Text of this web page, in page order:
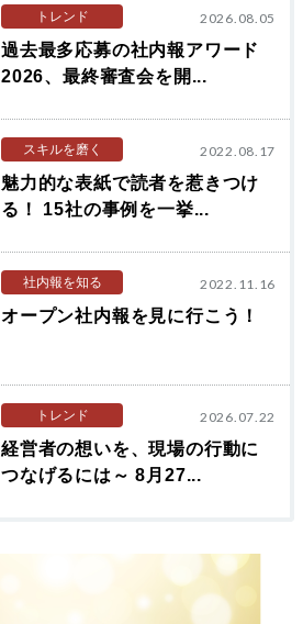
トレンド 2026.08.05
過去最多応募の社内報アワード
2026、最終審査会を開...
スキルを磨く 2022.08.17
魅力的な表紙で読者を惹きつけ
る！ 15社の事例を一挙...
社内報を知る 2022.11.16
オープン社内報を見に行こう！
トレンド 2026.07.22
経営者の想いを、現場の行動に
つなげるには～ 8月27...